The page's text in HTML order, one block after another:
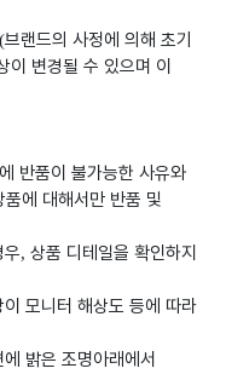
(브랜드의 사정에 의해 초기
이 변경될 수 있으며 이
반품이 불가능한 사유와
에 대해서만 반품 및
우, 상품 디테일을 확인하지
모니터 해상도 등에 따라
밝은 조명아래에서